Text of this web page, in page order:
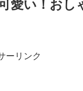
愛い！お
ーリンク